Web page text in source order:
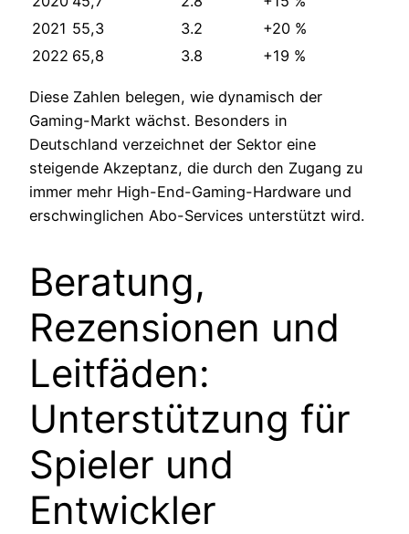
2021 55,3 3.2
+20 %
2022 65,8 3.8 +19 %
Diese Zahlen belegen, wie dynamisch der
Gaming-Markt wächst. Besonders in
Deutschland verzeichnet der Sektor eine
steigende Akzeptanz, die durch den Zugang zu
immer mehr High-End-Gaming-Hardware und
erschwinglichen Abo-Services unterstützt wird.
Beratung,
Rezensionen und
Leitfäden:
Unterstützung für
Spieler und
Entwickler